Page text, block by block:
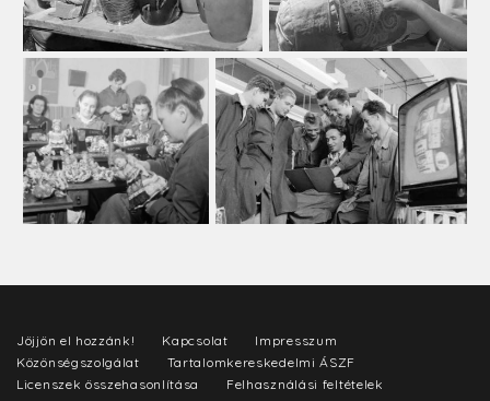
Jöjjön el hozzánk! Kapcsolat
Impresszum
Közönségszolgálat
Tartalomkereskedelmi ÁSZF
Licenszek összehasonlítása
Felhasználási feltételek